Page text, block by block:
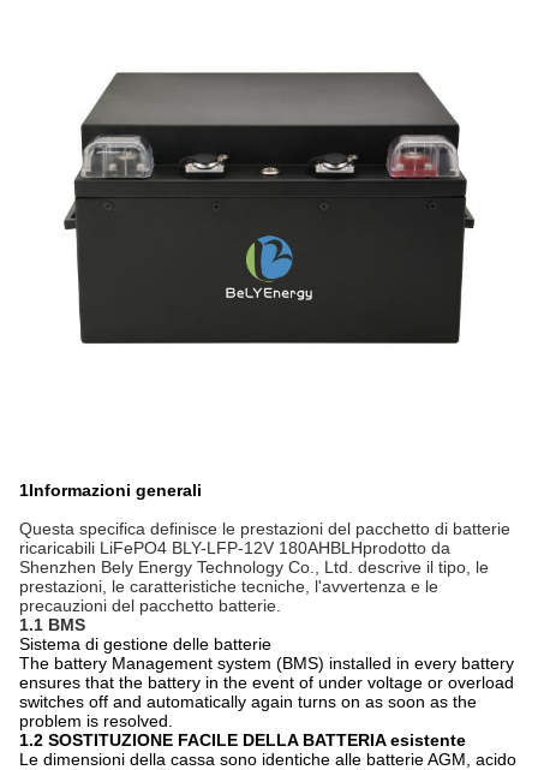
1Informazioni generali
Questa specifica definisce le prestazioni del pacchetto di batterie
ricaricabili LiFePO4 BLY-LFP-12V 180AHBLHprodotto da
Shenzhen Bely Energy Technology Co., Ltd. descrive il tipo, le
prestazioni, le caratteristiche tecniche, l'avvertenza e le
precauzioni del pacchetto batterie.
1.1 BMS
Sistema di gestione delle batterie
The battery Management system (BMS) installed in every battery
ensures that the battery in the event of under voltage or overload
switches off and automatically again turns on as soon as the
problem is resolved.
1.2 SOSTITUZIONE FACILE DELLA BATTERIA esistente
Le dimensioni della cassa sono identiche alle batterie AGM, acido